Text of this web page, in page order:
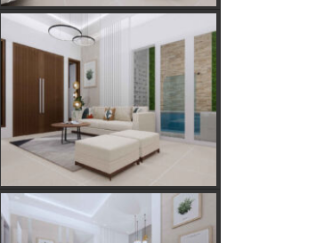
Golongan Tarif Listrik PLN dan Cara
Mengecek Daya Listrik di Rumah
Kebutuhan Listrik anda Besar perlu
Daya Listrik PLN 3 Phase!
Kebutuhan Listrik yang Tepat untuk
Rumah Tangga, Kantor, dan Industri